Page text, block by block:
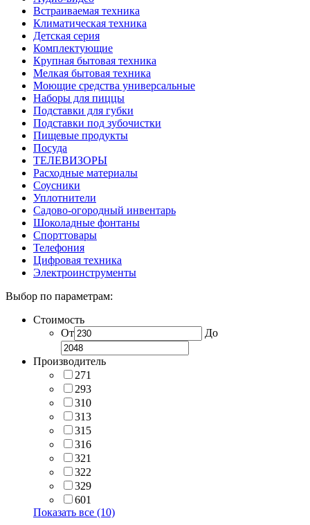
Встраиваемая техника
Климатическая техника
Детская серия
Комплектующие
Крупная бытовая техника
Мелкая бытовая техника
Моющие средства универсальные
Наборы для пиццы
Подставки для губки
Подставки под зубочистки
Пищевые продукты
Посуда
ТЕЛЕВИЗОРЫ
Расходные материалы
Соусники
Уплотнители
Садово-огородный инвентарь
Шоколадные фонтаны
Спорттовары
Телефония
Цифровая техника
Электроинструменты
Выбор по параметрам:
Стоимость
От
До
Производитель
271
293
310
313
315
316
321
322
329
601
Показать все (10)